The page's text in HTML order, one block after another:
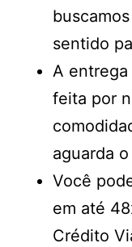
sentido
A entrega
feita por
aguarda
Você
em até
Crédito